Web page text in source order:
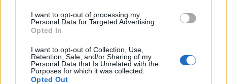
I want to opt-out of processing my
Personal Data for Targeted Advertising.
Opted In
I want to opt-out of Collection, Use,
Retention, Sale, and/or Sharing of my
Personal Data that Is Unrelated with the
Purposes for which it was collected.
Opted Out